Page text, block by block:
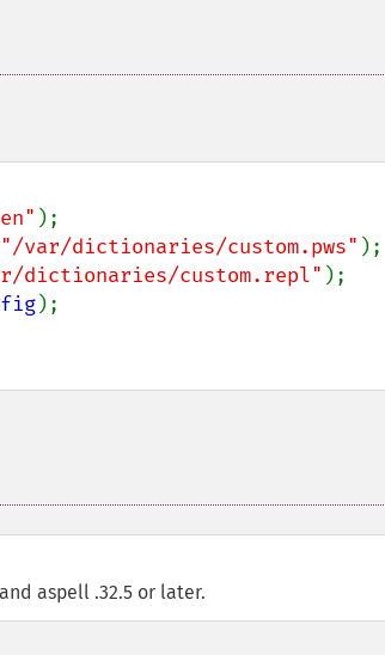
"/var/dictionaries/custom.pws"
dictionaries/custom.repl"
aspell .32.5 or later.